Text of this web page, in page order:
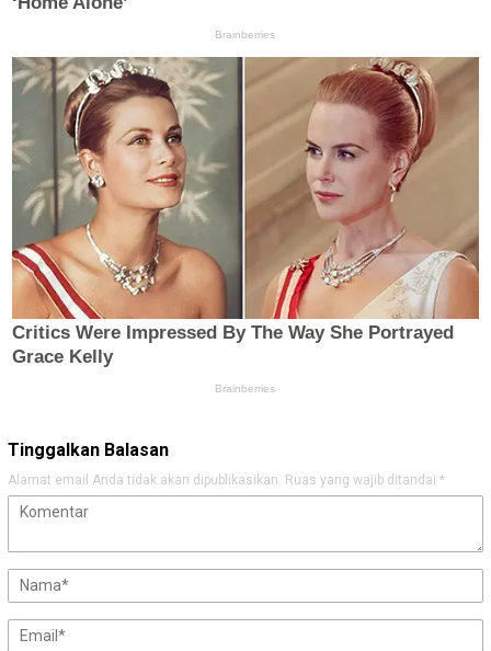
Tinggalkan Balasan
Alamat email Anda tidak akan dipublikasikan. Ruas yang wajib ditandai *